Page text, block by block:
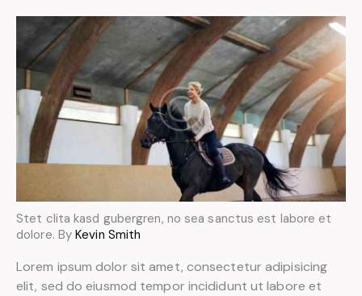
Stet clita kasd gubergren, no sea sanctus est labore et
dolore. ByKevin Smith
Lorem ipsum dolor sit amet, consectetur adipisicing
elit, sed do eiusmod tempor incididunt ut labore et